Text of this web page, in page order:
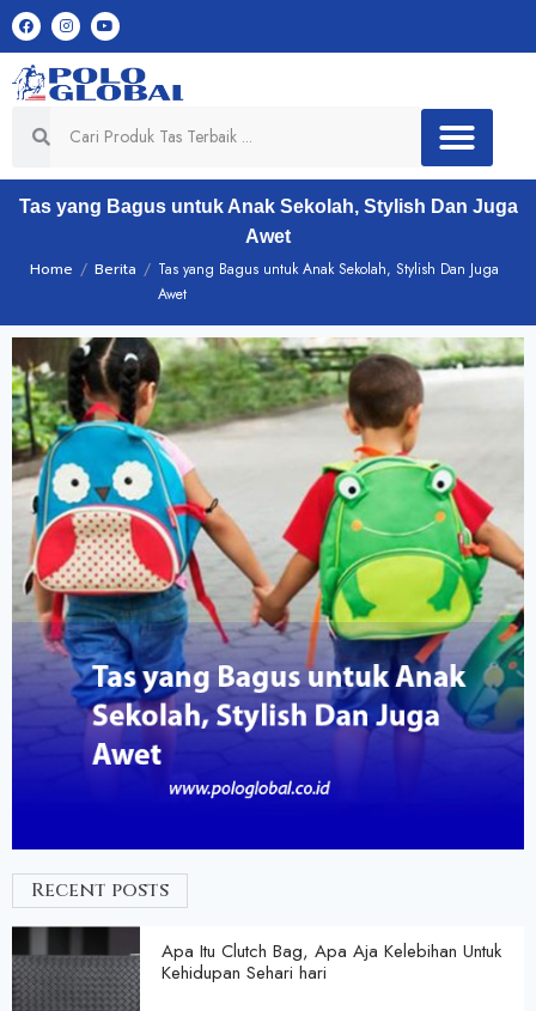
Tas yang Bagus untuk Anak Sekolah, Stylish Dan Juga
Awet
Home / Berita / Tas yang Bagus untuk Anak Sekolah, Stylish Dan Juga
Awet
Recent posts
Apa Itu Clutch Bag, Apa Aja Kelebihan Untuk
Kehidupan Sehari hari